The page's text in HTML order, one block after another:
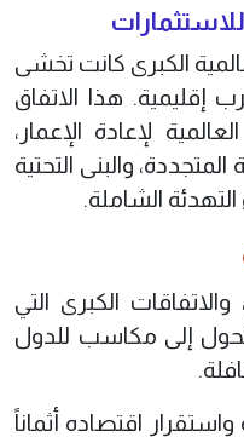
الكبرى كانت تخشى
إقليمية. هذا الاتفاق
لإعادة الإعمار،
والبنى التحتية
الشاملة.
والاتفاقات الكبرى التي
إلى مكاسب للدول
اقتصاده أثماناً